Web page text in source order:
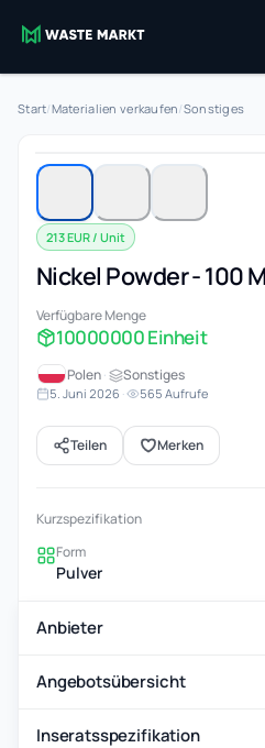
Start/Materialien verkaufen/Sonstiges
213 EUR / Unit
Nickel Powder - 100
Verfügbare Menge
10000000 Einheit
Polen· Sonstiges
5. Juni 2026 · 565 Aufrufe
Teilen Merken
Kurzspezifikation
Form
Pulver
Anbieter
Angebotsübersicht
Inseratsspezifikation